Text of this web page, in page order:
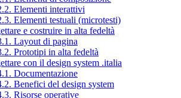
Elementi interattivi
Elementi testuali (microtesti)
e costruire in alta fedeltà
Layout di pagina
Prototipi in alta fedeltà
con il design system .italia
Documentazione
Benefici del design system
Risorse operative